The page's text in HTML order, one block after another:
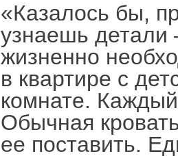
«Казалось бы,
узнаешь детали
жизненно
в квартире с
комнате.
Обычная
ее поставить.